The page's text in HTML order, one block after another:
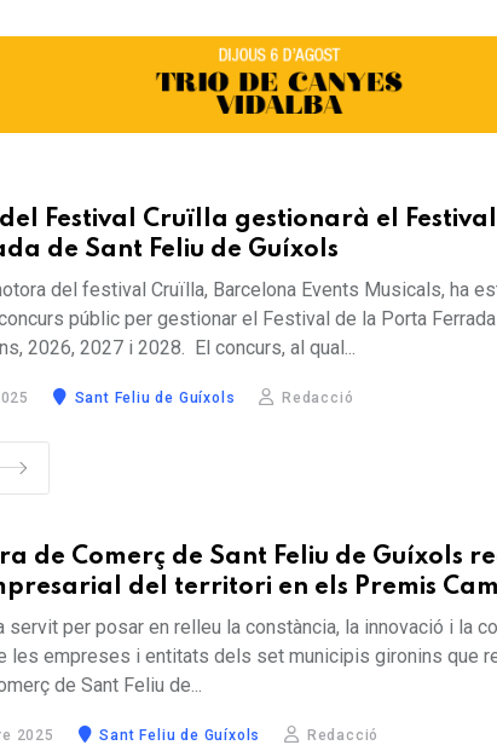
Festival Cruïlla gestionarà el
de Sant Feliu de Guíxols
del festival Cruïlla, Barcelona Events Musicals, ha
públic per gestionar el Festival de la Porta
2026, 2027 i 2028. El concurs, al qual...
Sant Feliu de Guíxols Redacció
de Comerç de Sant Feliu de Guíxols
del territori en els Premis
servit per posar en relleu la constància, la innovació i la
les empreses i entitats dels set municipis gironins que
de Sant Feliu de...
2025 Sant Feliu de Guíxols Redacció